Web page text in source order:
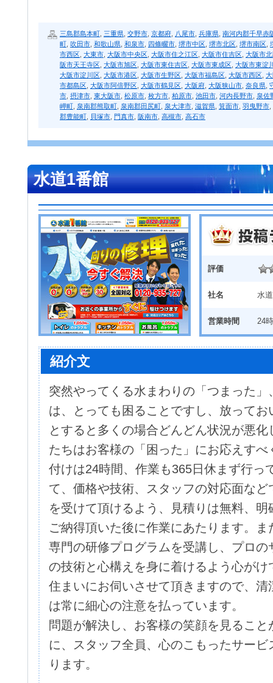
三島郡島本町 三重県 交野市 京都府 八尾市 兵庫県 南河内郡千早赤
町 吹田市 和歌山県 和泉市 四條畷市 堺市中区 堺市北区 堺市南区
市西区 大東市 大阪市中央区 大阪市住之江区 大阪市住吉区 大阪市
阪市天王寺区 大阪市旭区 大阪市東住吉区 大阪市東成区 大阪市東淀
大阪市淀川区 大阪市港区 大阪市生野区 大阪市福島区 大阪市西区
市都島区 大阪市阿倍野区 大阪市鶴見区 大阪府 大阪狭山市 奈良県
市 摂津市 東大阪市 松原市 枚方市 柏原市 池田市 河内長野市 泉佐
岬町 泉南郡熊取町 泉南郡田尻町 泉大津市 滋賀県 箕面市 羽曳野市
郡豊能町
貝塚市 門真市 阪南市 高槻市 高石市
水道1番館
評価
社名 水
営業時間 24
紹介文
突然やってくる水まわりの「つまった」
は、とっても困ることですし、放って
とすると多くの場合どんどん状況が悪
たちはお客様の「困った」にお応えす
付けは24時間、作業も365日休まず行っ
て、価格や技術、スタッフの対応面な
を受けて頂けるよう、見積りは無料、
ご納得頂いた後に作業にあたります。
専門の研修プログラムを受講し、プロの
の技術と心構えを身に着けるよう心がけ
住まいにお伺いさせて頂きますので、清
は常に細心の注意を払っています。
問題が解決し、お客様の笑顔を見るこ
に、スタッフ全員、心のこもったサー
ります。